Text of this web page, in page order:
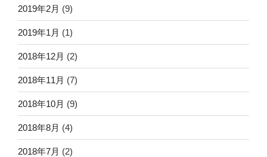
2019年2月 (9)
2019年1月 (1)
2018年12月 (2)
2018年11月 (7)
2018年10月 (9)
2018年8月 (4)
2018年7月 (2)